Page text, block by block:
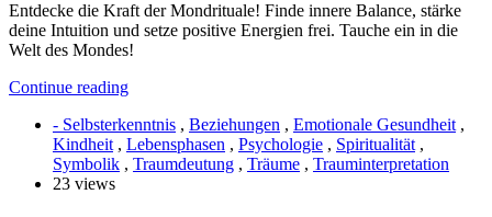
Entdecke die Kraft der Mondrituale! Finde innere Balance, stärke
deine Intuition und setze positive Energien frei. Tauche ein in die
Welt des Mondes!
Continue reading
- Selbsterkenntnis , Beziehungen , Emotionale Gesundheit,
Kindheit, Lebensphasen , Psychologie , Spiritualität,
Symbolik , Traumdeutung , Träume , Trauminterpretation
23 views